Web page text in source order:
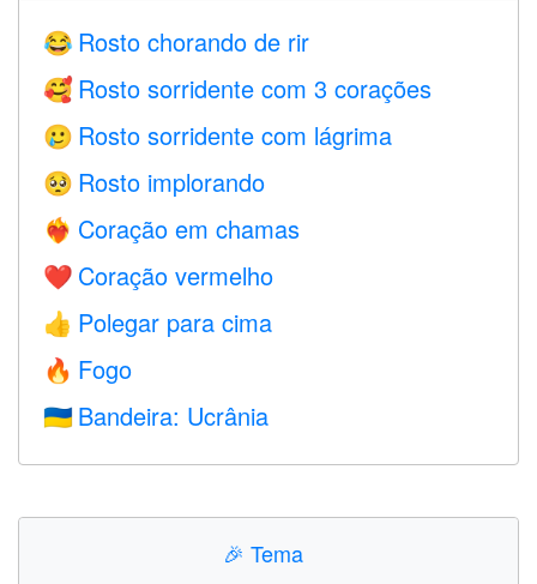
😂 Rosto chorando de rir
🥰 Rosto sorridente com 3 corações
🥲 Rosto sorridente com lágrima
🥺 Rosto implorando
❤️‍🔥 Coração em chamas
❤️ Coração vermelho
👍 Polegar para cima
🔥 Fogo
🇺🇦 Bandeira: Ucrânia
🎉 Tema